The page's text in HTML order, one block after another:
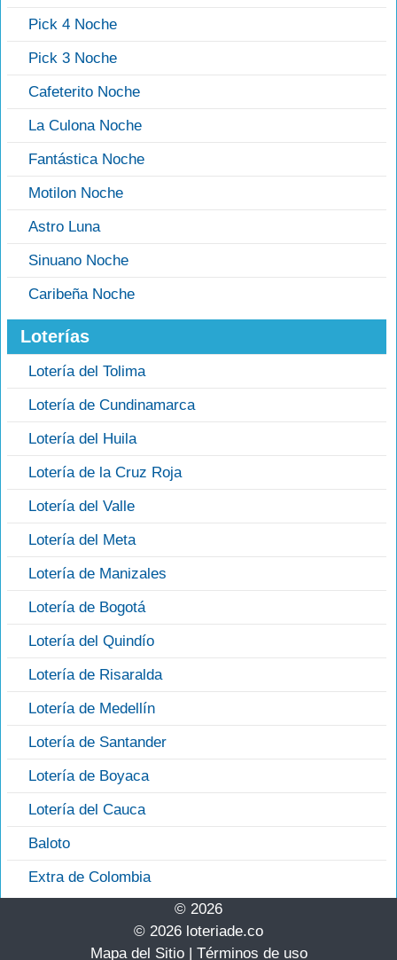
Pick 4 Noche
Pick 3 Noche
Cafeterito Noche
La Culona Noche
Fantástica Noche
Motilon Noche
Astro Luna
Sinuano Noche
Caribeña Noche
Loterías
Lotería del Tolima
Lotería de Cundinamarca
Lotería del Huila
Lotería de la Cruz Roja
Lotería del Valle
Lotería del Meta
Lotería de Manizales
Lotería de Bogotá
Lotería del Quindío
Lotería de Risaralda
Lotería de Medellín
Lotería de Santander
Lotería de Boyaca
Lotería del Cauca
Baloto
Extra de Colombia
© 2026
© 2026 loteriade.co
Mapa del Sitio| Términos de uso